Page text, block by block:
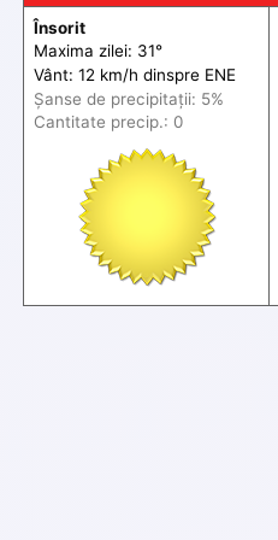
Însorit
Maxima zilei: 31°
Vânt: 12 km/h dinspre ENE
Șanse de precipitații: 5%
Cantitate precip.: 0